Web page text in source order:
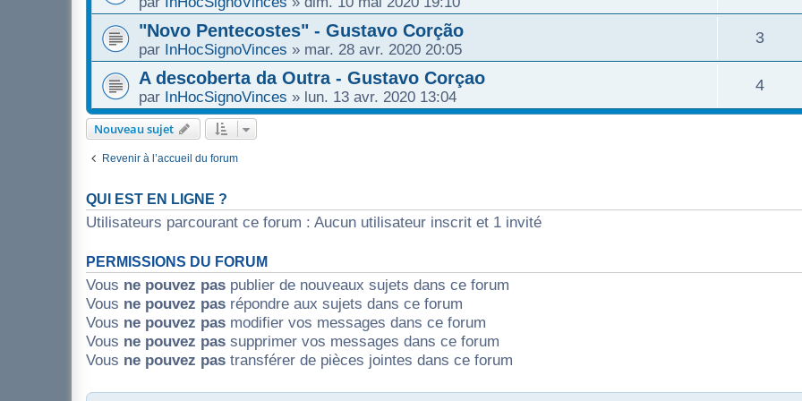
e
s
e
s
e
p
s
p
"Novo Pentecostes" - Gustavo Corção
par InHocSignoVinces » mar. 28 avr. 2020 20:05
3R
p
s
A descoberta da Outra - Gustavo Corçao
par InHocSignoVinces » lun. 13 avr. 2020 13:04
4R
é
Nouveau sujet
Revenir à l’accueil du forum
QUI EST EN LIGNE ?
Utilisateurs parcourant ce forum : Aucun utilisateur inscrit et 1 invité
PERMISSIONS DU FORUM
Vous ne pouvez pas publier de nouveaux sujets dans ce forum
Vous ne pouvez pas répondre aux sujets dans ce forum
Vous ne pouvez pas modifier vos messages dans ce forum
Vous ne pouvez pas supprimer vos messages dans ce forum
Vous ne pouvez pas transférer de pièces jointes dans ce forum